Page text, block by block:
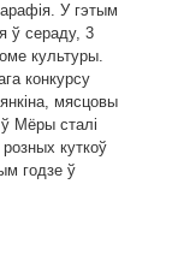
У гэтым
ў сераду, 3
культуры.
конкурсу
мясцовы
Мёры сталі
куткоў
годзе ў